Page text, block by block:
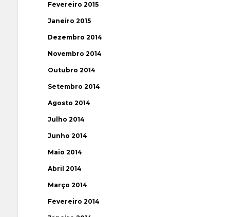
Fevereiro 2015
Janeiro 2015
Dezembro 2014
Novembro 2014
Outubro 2014
Setembro 2014
Agosto 2014
Julho 2014
Junho 2014
Maio 2014
Abril 2014
Março 2014
Fevereiro 2014